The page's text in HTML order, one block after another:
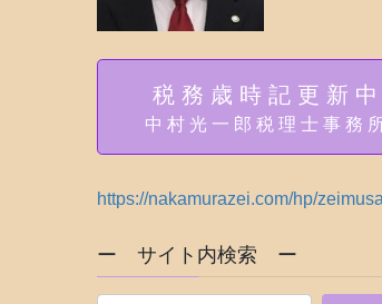
税 務 歳 時 記 更 新 中
中 村 光 一 郎 税 理 士 事 務
https://nakamurazei.com/hp/
ー サイト内検索 ー